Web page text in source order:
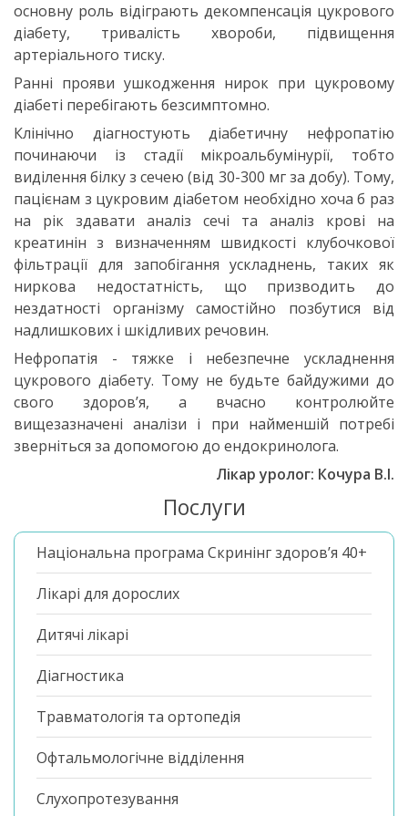
основну роль відіграють декомпенсація цукрового
діабету, тривалість хвороби, підвищення
артеріального тиску.
Ранні прояви ушкодження нирок при цукровому
діабеті перебігають безсимптомно.
Клінічно діагностують діабетичну нефропатію
починаючи із стадії мікроальбумінурії, тобто
виділення білку з сечею (від 30-300 мг за добу). Тому,
пацієнам з цукровим діабетом необхідно хоча б раз
на рік здавати аналіз сечі та аналіз крові на
креатинін з визначенням швидкості клубочкової
фільтрації для запобігання ускладнень, таких як
ниркова недостатність, що призводить до
нездатності організму самостійно позбутися від
надлишкових і шкідливих речовин.
Нефропатія - тяжке і небезпечне ускладнення
цукрового діабету. Тому не будьте байдужими до
свого здоров’я, а вчасно контролюйте
вищезазначені аналізи і при найменшій потребі
зверніться за допомогою до ендокринолога.
Лікар уролог: Кочура В.І.
Послуги
Національна програма Скринінг здоров’я 40+
Лікарі для дорослих
Дитячі лікарі
Діагностика
Травматологія та ортопедія
Офтальмологічне відділення
Слухопротезування